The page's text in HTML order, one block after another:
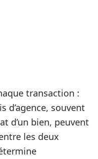
transaction :
d’agence, souvent
d’un bien, peuvent
les deux